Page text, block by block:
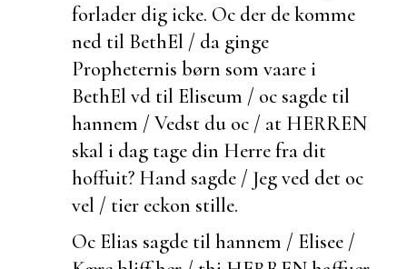
forlader dig icke. Oc der de komme
ned til BethEl / da ginge
Propheternis børn som vaare i
BethEl vd til Eliseum / oc sagde til
hannem / Vedst du oc / at HERREN
skal i dag tage din Herre fra dit
hoffuit? Hand sagde / Jeg ved det oc
vel / tier eckon stille.
Oc Elias sagde til hannem / Elisee /